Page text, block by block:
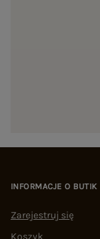
INFORMACJE O BUTIK
Zarejestruj się
Koszyk